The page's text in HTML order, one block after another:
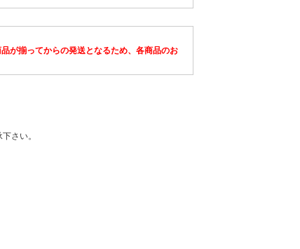
が揃ってからの発送となるため、各商品のお
さい。